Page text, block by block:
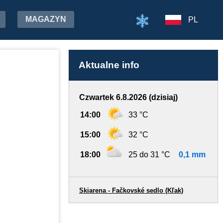
MAGAZYN PL
Aktualne info
Czwartek 6.8.2026 (dzisiaj)
14:00 33 °C
15:00 32 °C
18:00 25 do 31 °C 0,1 mm
Skiarena - Fačkovské sedlo (Kľak)